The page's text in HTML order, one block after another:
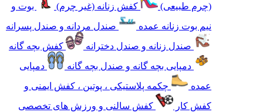
(چرم طبیعی)
کفش زنانه (غیر چرم)
بوت و
نیم بوت زنانه عمده
صندل مردانه و صندل پسرانه
صندل زنانه و صندل دخترانه
کفش بچه گانه
دمپایی بچه گانه و صندل بچه گانه
دمپایی
عمده
چکمه پلاستیکی ، پوتین ، کفش ایمنی و
کفش کار
کفش سالنی و ورزش های تخصصی